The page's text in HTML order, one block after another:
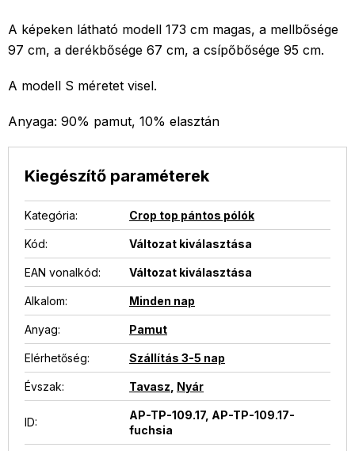
A képeken látható modell 173 cm magas, a mellbősége
97 cm, a derékbősége 67 cm, a csípőbősége 95 cm.
A modell S méretet visel.
Anyaga: 90% pamut, 10% elasztán
Kiegészítő paraméterek
Kategória: Crop top pántos pólók
Kód: Változat kiválasztása
EAN vonalkód: Változat kiválasztása
Alkalom: Minden nap
Anyag: Pamut
Elérhetőség: Szállítás 3-5 nap
Évszak: Tavasz Nyár
ID:
AP-TP-109.17, AP-TP-109.17-
fuchsia